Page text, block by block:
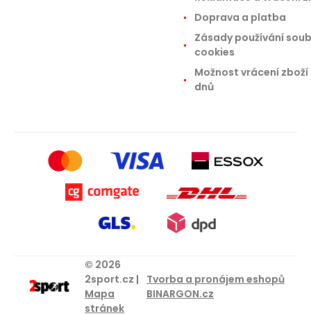
Doprava a platba
Zásady používání
cookies
Možnost vrácení zboží
dnů
© 2026
2sport.cz |
Mapa
stránek
Tvorba a pronájem eshopů
BINARGON.cz